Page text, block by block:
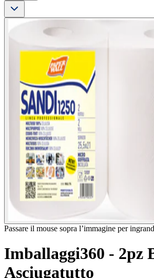
Passare il mouse sopra l’immagine per
Imballaggi360 - 2pz
Asciugatutto